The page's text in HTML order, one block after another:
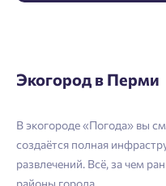
Email
Экогород в Перми
В экогороде «Погода» вы
создаётся полная
развлечений. Всё, за чем
Личный кабинет
Введите номер
Личный кабинет
Мы отправили код на